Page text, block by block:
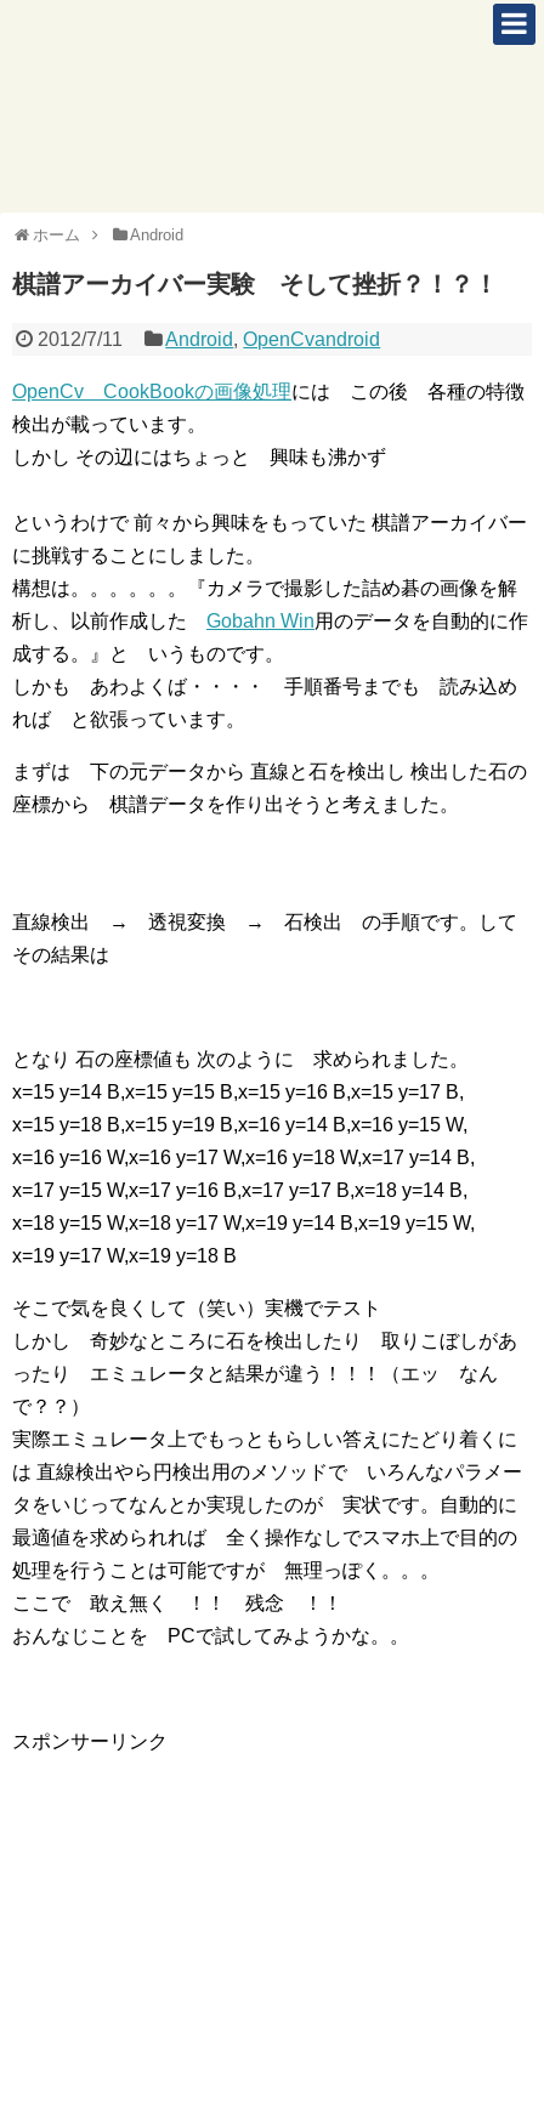
ホーム Android
棋譜アーカイバー実験 そして挫折？！？！
2012/7/11 Android,OpenCvandroid
OpenCv CookBookの画像処理には この後 各種の特徴
検出が載っています。
しかし その辺にはちょっと 興味も沸かず
というわけで 前々から興味をもっていた 棋譜アーカイバー
に挑戦することにしました。
構想は。。。。。。『カメラで撮影した詰め碁の画像を解
析し、以前作成した Gobahn Win用のデータを自動的に作
成する。』と いうものです。
しかも あわよくば・・・・ 手順番号までも 読み込め
れば と欲張っています。
まずは 下の元データから 直線と石を検出し 検出した石の
座標から 棋譜データを作り出そうと考えました。
直線検出 → 透視変換 → 石検出 の手順です。して
その結果は
となり 石の座標値も 次のように 求められました。
x=15 y=14 B,x=15 y=15 B,x=15 y=16 B,x=15 y=17 B,
x=15 y=18 B,x=15 y=19 B,x=16 y=14 B,x=16 y=15 W,
x=16 y=16 W,x=16 y=17 W,x=16 y=18 W,x=17 y=14 B,
x=17 y=15 W,x=17 y=16 B,x=17 y=17 B,x=18 y=14 B,
x=18 y=15 W,x=18 y=17 W,x=19 y=14 B,x=19 y=15 W,
x=19 y=17 W,x=19 y=18 B
そこで気を良くして（笑い）実機でテスト
しかし 奇妙なところに石を検出したり 取りこぼしがあ
ったり エミュレータと結果が違う！！！（エッ なん
で？？）
実際エミュレータ上でもっともらしい答えにたどり着くに
は 直線検出やら円検出用のメソッドで いろんなパラメー
タをいじってなんとか実現したのが 実状です。自動的に
最適値を求められれば 全く操作なしでスマホ上で目的の
処理を行うことは可能ですが 無理っぽく。。。
ここで 敢え無く ！！ 残念 ！！
おんなじことを PCで試してみようかな。。
スポンサーリンク